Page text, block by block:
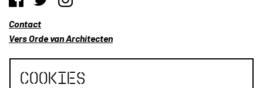
Contact
Vers Orde van Architecten
Cookies